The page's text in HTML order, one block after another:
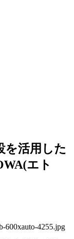
を活用した
エト